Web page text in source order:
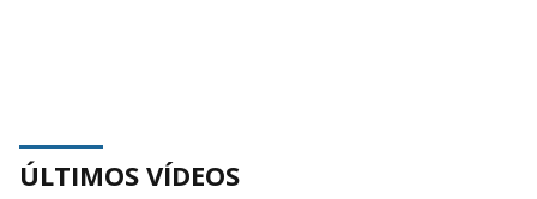
ÚLTIMOS VÍDEOS